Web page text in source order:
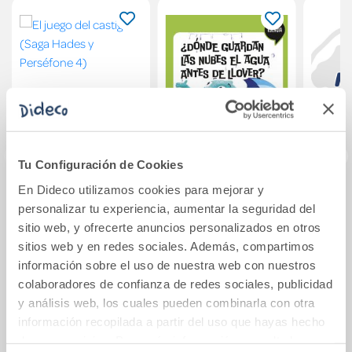
Tu Configuración de Cookies
En Dideco utilizamos cookies para mejorar y
personalizar tu experiencia, aumentar la seguridad del
sitio web, y ofrecerte anuncios personalizados en otros
sitios web y en redes sociales. Además, compartimos
información sobre el uso de nuestra web con nuestros
colaboradores de confianza de redes sociales, publicidad
y análisis web, los cuales pueden combinarla con otra
información recopilada a partir del uso que hayas hecho
El juego del castigo
(Saga Hades y
Perséfone 4)
19,95€
Comprar
Proyecto: Viaje al
centro de la
curiosidad -
Esencia.
Conocimiento del
Medio 1
51,95€
Comprar